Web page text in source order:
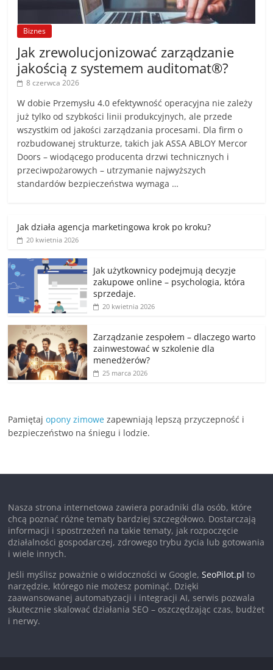
Biznes
Jak zrewolucjonizować zarządzanie
jakością z systemem auditomat®?
8 czerwca 2026
W dobie Przemysłu 4.0 efektywność operacyjna nie zależy
już tylko od szybkości linii produkcyjnych, ale przede
wszystkim od jakości zarządzania procesami. Dla firm o
rozbudowanej strukturze, takich jak ASSA ABLOY Mercor
Doors – wiodącego producenta drzwi technicznych i
przeciwpożarowych – utrzymanie najwyższych
standardów bezpieczeństwa wymaga …
Jak działa agencja marketingowa krok po kroku?
20 kwietnia 2026
Jak użytkownicy podejmują decyzje
zakupowe online – psychologia, która
sprzedaje.
20 kwietnia 2026
Zarządzanie zespołem – dlaczego warto
zainwestować w szkolenie dla
menedżerów?
25 marca 2026
Pamiętajopony zimowe zapewniają lepszą przyczepność i
bezpieczeństwo na śniegu i lodzie.
Nasza strona internetowa zawiera poradniki dla osób, które
chcą poznać różne tematy bardziej szczegółowo. Dostarczają
informacji i spostrzeżeń na takie tematy, jak rozpoczęcie
działalności gospodarczej, zdrowego trybu życia lub gotowania
i wiele innych.
Jeśli myślisz poważnie o widoczności w Google,SeoPilot.pl to
narzędzie, którego nie możesz pominąć. Dzięki
zaawansowanej automatyzacji i integracji AI, serwis pozwala
skutecznie skalować działania SEO – oszczędzając czas, budżet
i nerwy.